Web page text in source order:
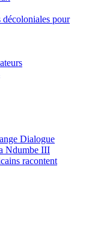
décoloniales pour
Dialogue
Ndumbe III
racontent